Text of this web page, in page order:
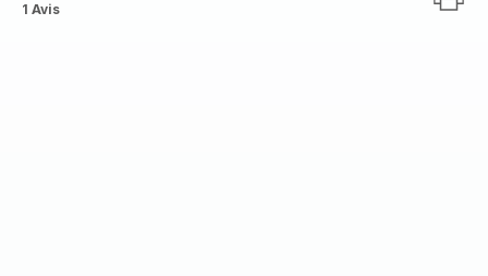
Avis
1 Avis